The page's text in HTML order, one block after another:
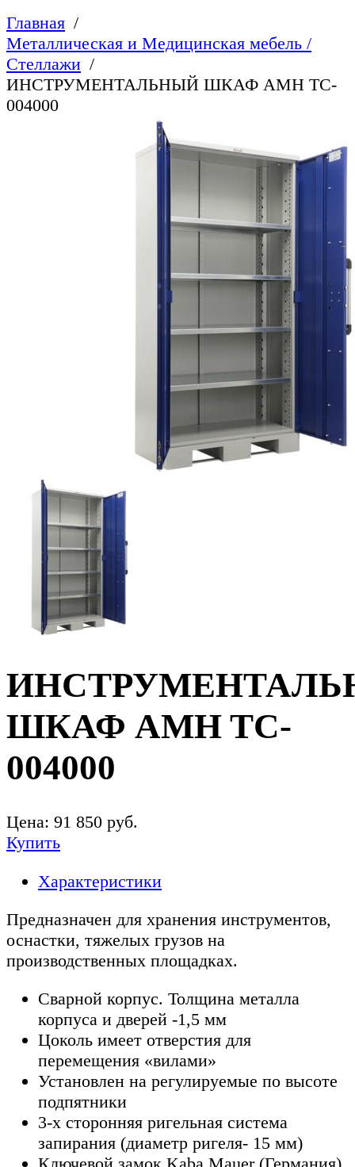
Главная
Металлическая и Медицинская мебель /
Стеллажи
ИНСТРУМЕНТАЛЬНЫЙ ШКАФ AMH TC-
004000
ШКАФ AMH TC-
004000
Цена: 91 850 руб.
Купить
Характеристики
Предназначен для хранения инструментов,
оснастки, тяжелых грузов на
производственных площадках.
Сварной корпус. Толщина металла
корпуса и дверей -1,5 мм
Цоколь имеет отверстия для
перемещения «вилами»
Установлен на регулируемые по высоте
подпятники
3-х сторонняя ригельная система
запирания (диаметр ригеля- 15 мм)